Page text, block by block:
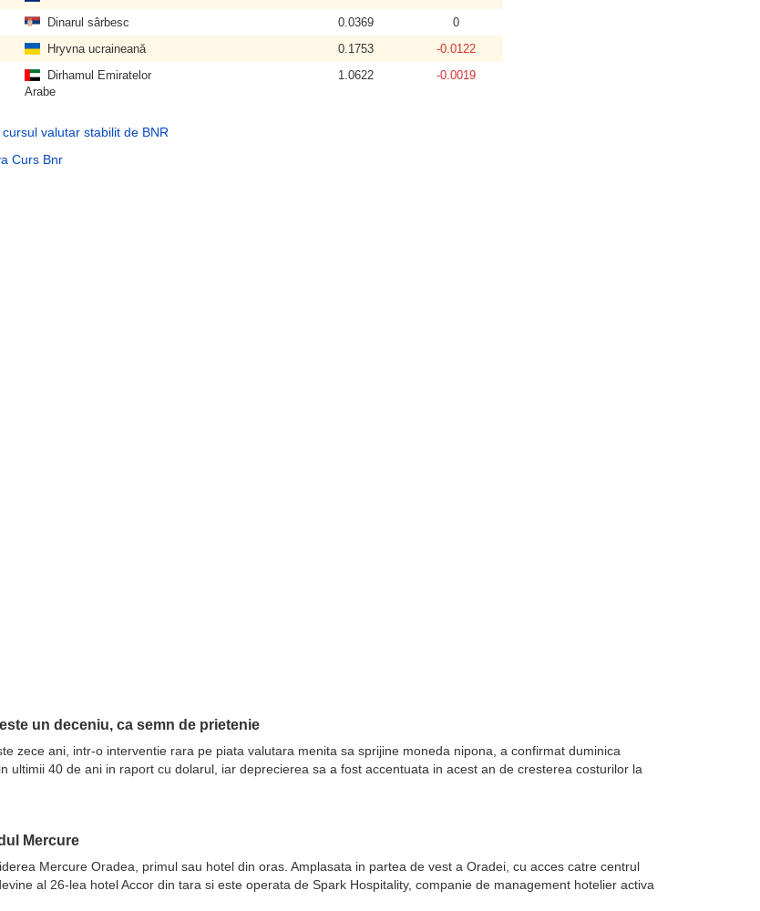
Dinarul sârbesc 0.0369
0
Hryvna ucraineană 0.1753
-0.0122
Dirhamul Emiratelor
Arabe
1.0622 -0.0019
valutar stabilit de BNR
Curs Bnr
un deceniu, ca semn de prietenie
zece ani, intr-o interventie rara pe piata valutara menita sa sprijine moneda nipona, a confirmat duminica
ultimii 40 de ani in raport cu dolarul, iar deprecierea sa a fost accentuata in acest an de cresterea costurilor la
Mercure
Mercure Oradea, primul sau hotel din oras. Amplasata in partea de vest a Oradei, cu acces catre centrul
al 26-lea hotel Accor din tara si este operata de Spark Hospitality, companie de management hotelier activa